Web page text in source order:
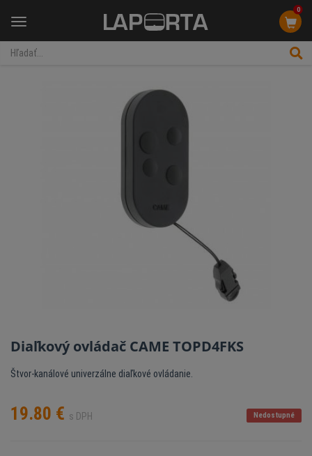
Menu
0
Diaľkový ovládač CAME TOPD4FKS
Štvor-kanálové univerzálne diaľkové ovládanie.
19.80 € s DPH Nedostupné